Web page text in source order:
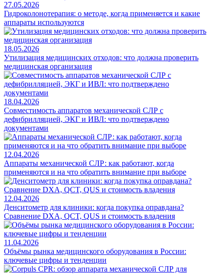
27.05.2026
Гидроколонотерапия: о методе, когда применяется и какие
аппараты используются
18.05.2026
Утилизация медицинских отходов: что должна проверить
медицинская организация
18.04.2026
Совместимость аппаратов механической СЛР с
дефибрилляцией, ЭКГ и ИВЛ: что подтверждено
документами
12.04.2026
Аппараты механической СЛР: как работают, когда
применяются и на что обратить внимание при выборе
12.04.2026
Денситометр для клиники: когда покупка оправдана?
Сравнение DXA, QCT, QUS и стоимость владения
11.04.2026
Объёмы рынка медицинского оборудования в России:
ключевые цифры и тенденции